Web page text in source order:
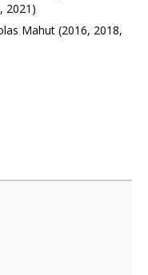
2021)
Mahut (2016, 2018,